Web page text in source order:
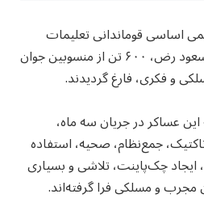
اساسی قوماندانی تعلیمات
مشترک جنگی عبدالله بن مسعود رض، ۶۰۰ تن از منسوبین جوان
و فکری، فارغ گردیدند.
عساکر در جریان سه ماه،
جمع‌نظام، صحیه، استفاده
چک‌پاینت، تلاشی و بسیاری
مجرب و مسلکی فرا گرفته‌اند.